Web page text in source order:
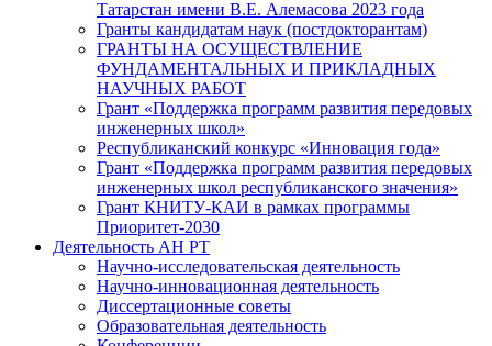
Татарстан имени В.Е. Алемасова 2023 года
Гранты кандидатам наук (постдокторантам)
ГРАНТЫ НА ОСУЩЕСТВЛЕНИЕ
ФУНДАМЕНТАЛЬНЫХ И ПРИКЛАДНЫХ
НАУЧНЫХ РАБОТ
Грант «Поддержка программ развития передовых
инженерных школ»
Республиканский конкурс «Инновация года»
Грант «Поддержка программ развития передовых
инженерных школ республиканского значения»
Грант КНИТУ-КАИ в рамках программы
Приоритет-2030
Деятельность АН РТ
Научно-исследовательская деятельность
Научно-инновационная деятельность
Диссертационные советы
Образовательная деятельность